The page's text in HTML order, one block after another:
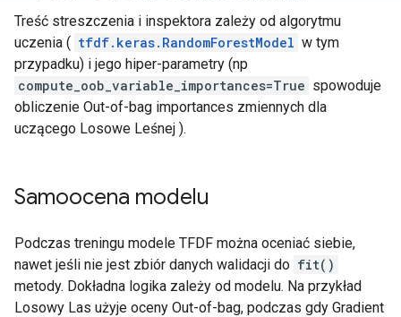
Variable Importance: SUM_SCORE:
1. "flipper_length_mm" 26046.340791
2.    "bill_length_mm" 24253.203630
    3.     "bill_depth_mm" 11054.011817 ######
    4.            "island" 10713.713617 ######
    5.       "body_mass_g" 4117.938353 ##
    6.               "sex" 290.820204
Out-of-bag evaluation: accuracy:0.972222
Number of trees: 300
Total number of nodes: 4558
  ("bill_length_mm" (1; #1), 62.0),
  ("bill_depth_mm" (1; #0), 57.0),
  ("body_mass_g" (1; #2), 12.0),
  ("island" (4; #4), 8.0)],
'MEAN_MIN_DEPTH': [("__LABEL" (4; #7),
  ("year" (1; #6), 3.2979265641765556),
  ("sex" (4; #5), 3.2675474155474094),
  ("island" (4; #4), 2.153126937876938),
  ("bill_length_mm" (1; #1), 1.5158758371258376),
Treść streszczenia i inspektora zależy od algorytmu
uczenia ( tfdf.keras.RandomForestModel w tym
przypadku) i jego hiper-parametry (np
compute_oob_variable_importances=True spowoduje
obliczenie Out-of-bag importances zmiennych dla
uczącego Losowe Leśnej ).
Samoocena modelu
Podczas treningu modele TFDF można oceniać siebie,
nawet jeśli nie jest zbiór danych walidacji do fit()
metody. Dokładna logika zależy od modelu. Na przykład
Losowy Las użyje oceny Out-of-bag, podczas gdy Gradient